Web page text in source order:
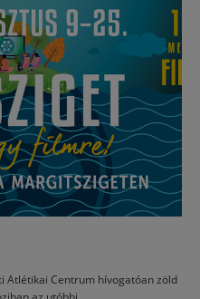
Atlétikai Centrum hívogatóan zöld
az utóbbi...